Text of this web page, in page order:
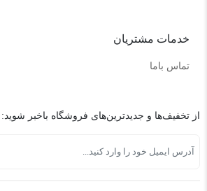
خدمات مشتریان
تماس باما
از تخفیف‌ها و جدیدترین‌های فروشگاه باخبر شوید: